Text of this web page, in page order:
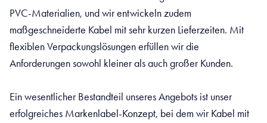
PVC-Materialien, und wir entwickeln zudem
maßgeschneiderte Kabel mit sehr kurzen Lieferzeiten. Mit
flexiblen Verpackungslösungen erfüllen wir die
Anforderungen sowohl kleiner als auch großer Kunden.
Ein wesentlicher Bestandteil unseres Angebots ist unser
erfolgreiches Markenlabel-Konzept, bei dem wir Kabel mit